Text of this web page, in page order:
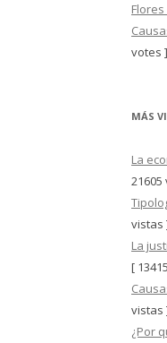
votes ]
MÁS
La
21605
vistas
La
[
vistas
¿Por